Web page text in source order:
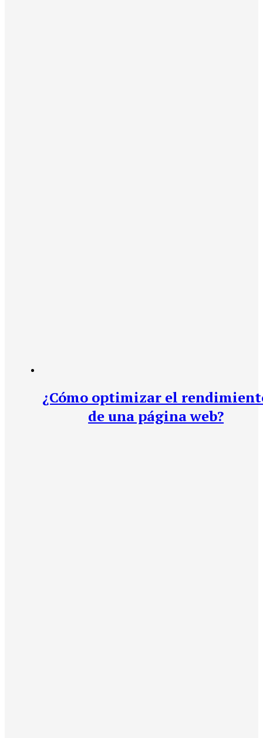
¿Cómo optimizar el
de una página web?